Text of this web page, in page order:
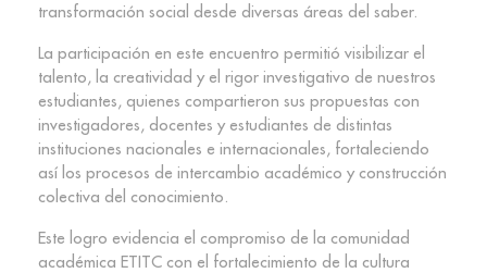
transformación social desde diversas áreas del saber.
La participación en este encuentro permitió visibilizar el
talento, la creatividad y el rigor investigativo de nuestros
estudiantes, quienes compartieron sus propuestas con
investigadores, docentes y estudiantes de distintas
instituciones nacionales e internacionales, fortaleciendo
así los procesos de intercambio académico y construcción
colectiva del conocimiento.
Este logro evidencia el compromiso de la comunidad
académica ETITC con el fortalecimiento de la cultura